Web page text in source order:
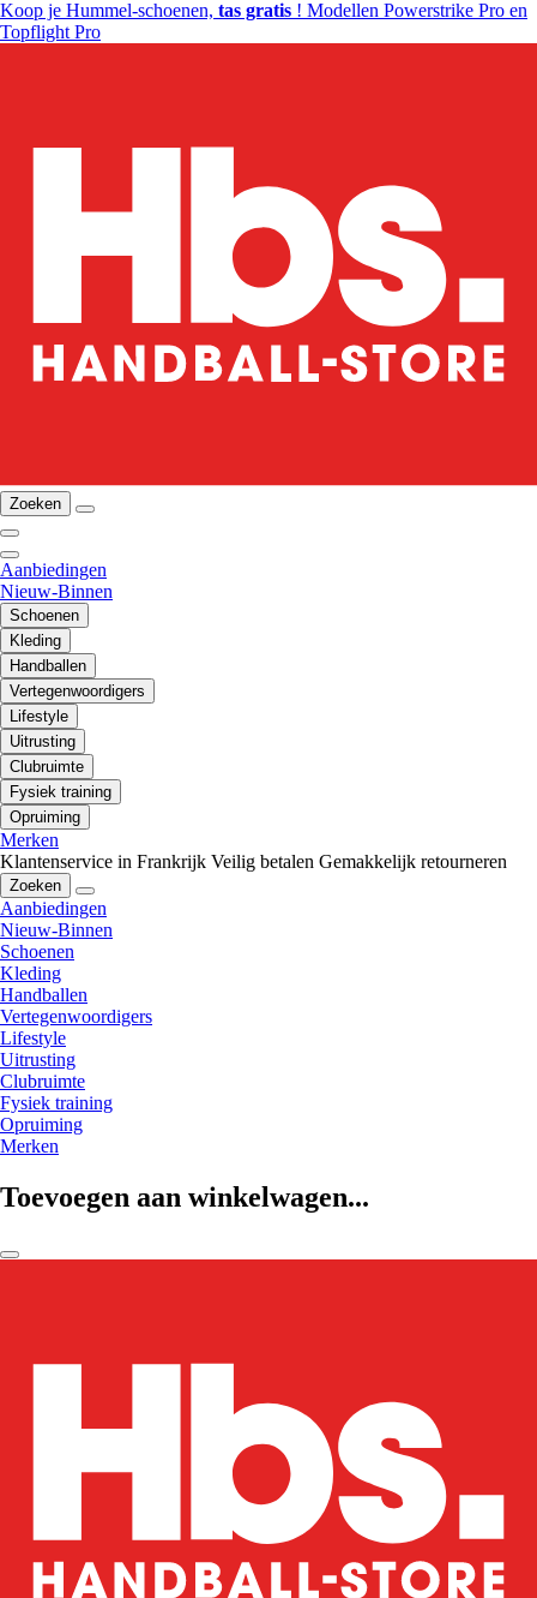
Koop je Hummel-schoenen, tas gratis ! Modellen Powerstrike Pro en
Topflight Pro
Zoeken
Aanbiedingen
Nieuw-Binnen
Schoenen
Kleding
Handballen
Vertegenwoordigers
Lifestyle
Uitrusting
Clubruimte
Fysiek training
Opruiming
Merken
Klantenservice in Frankrijk Veilig betalen Gemakkelijk retourneren
Zoeken
Aanbiedingen
Nieuw-Binnen
Schoenen
Kleding
Handballen
Vertegenwoordigers
Lifestyle
Uitrusting
Clubruimte
Fysiek training
Opruiming
Merken
Toevoegen aan winkelwagen...